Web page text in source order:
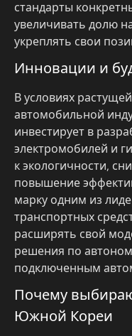
стандарты
увеличивать долю
укреплять свои
Инновации и
В условиях
автомобильной
инвестирует в
электромобилей и
к экологичности,
повышение
марку одним из
транспортных
расширять свой
решения по
подключенным
Почему
Южной Кореи